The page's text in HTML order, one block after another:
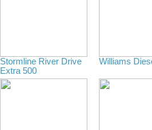
Stormline River Drive
Extra 500
Williams